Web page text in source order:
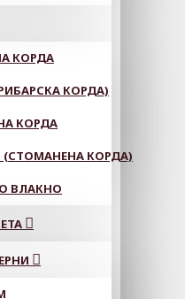
КОРДА
КОРДА)
КОРДА
(СТОМАНЕНА КОРДА)
ВЛАКНО